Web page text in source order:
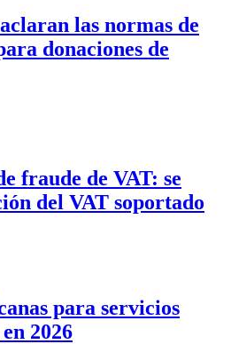
las normas de
donaciones de
fraude de VAT: se
del VAT soportado
para servicios
2026